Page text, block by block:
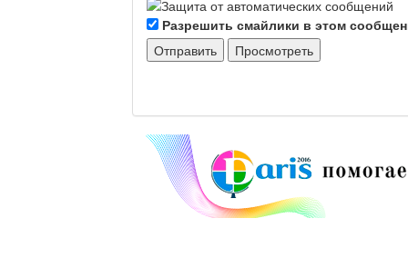
Разрешить смайлики в этом